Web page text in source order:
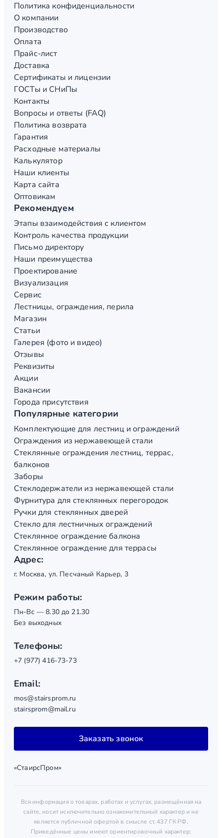
Политика конфиденциальности
О компании
Производство
Оплата
Прайс-лист
Доставка
Сертификаты и лицензии
ГОСТы и СНиПы
Контакты
Вопросы и ответы (FAQ)
Политика возврата
Гарантия
Расходные материалы
Калькулятор
Наши клиенты
Карта сайта
Оптовикам
Рекомендуем
Этапы взаимодействия с клиентом
Контроль качества продукции
Письмо директору
Наши преимущества
Проектирование
Визуализация
Сервис
Лестницы, ограждения, перила
Магазин
Статьи
Галерея (фото и видео)
Отзывы
Реквизиты
Акции
Вакансии
Города присутствия
Популярные категории
Комплектующие для лестниц и ограждений
Ограждения из нержавеющей стали
Стеклянные ограждения лестниц, террас,
балконов
Заборы
Стеклодержатели из нержавеющей стали
Фурнитура для стеклянных перегородок
Ручки для стеклянных дверей
Стекло для лестничных ограждений
Стеклянное ограждение балкона
Стеклянное ограждение для террасы
Адрес:
г. Москва, ул. Песчаный Карьер, 3
Режим работы:
Пн-Вс — 8.30 до 21.30
Без выходных
Телефоны:
+7 (977) 416-73-73
Email:
mos@stairsprom.ru
stairsprom@mail.ru
Заказать звонок
«СтаирсПром»
Вся информация о товарах, работах и услугах, размещённая на
сайте, носит исключительно ознакомительный характер и не
является публичной офертой в смысле ст. 437 ГК РФ.
Приведённые цены имеют ориентировочный характер: